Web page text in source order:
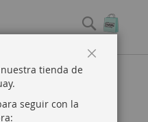
Buscar
tienda de
.
seguir con la